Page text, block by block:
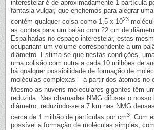
interestelar é de aproximadamente 1 partícula
fantasia vulgar, que enchemos para alegrar
contém qualquer coisa como 1,5 x 1023
as contas para um balão com 22 cm de
Espalhadas no espaço interestelar, estas
ocupariam um volume correspondente a um
diâmetro. Estima-se que nestas condições,
uma colisão com outra a cada 10 milhões de
há qualquer possibilidade de formação de
moléculas complexas – a partir dos átomos no
Mesmo as nuvens moleculares gigantes têm
reduzida. Nas chamadas NMG difusas o nosso
diâmetro, reduzindo-se a 7 km nas NMG
cerca de 1 milhão de partículas por cm3. Com
possível a formação de moléculas simples,